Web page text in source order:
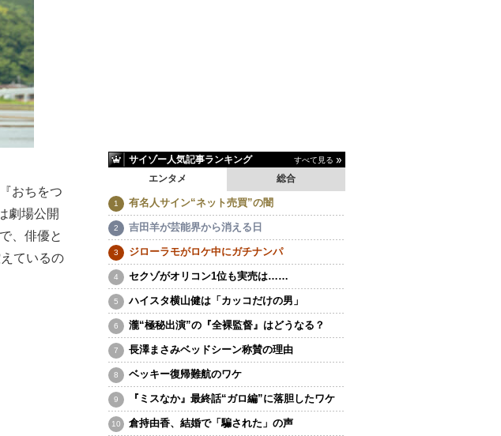
おちをつ
劇場公開
、俳優と
ているの
サイゾー人気記事ランキング すべて見る
エンタメ 総合
有名人サイン“ネット売買”の闇
吉田羊が芸能界から消える日
ジローラモがロケ中にガチナンパ
セクゾがオリコン1位も実売は……
ハイスタ横山健は「カッコだけの男」
瀧“極秘出演”の『全裸監督』はどうなる？
長澤まさみベッドシーン称賛の理由
ベッキー復帰難航のワケ
『ミスなか』最終話“ガロ編”に落胆したワケ
倉持由香、結婚で「騙された」の声